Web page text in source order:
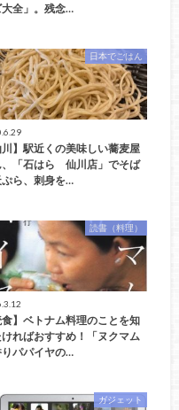
大全」。残念…
日本でごはん
川】駅近くの美味しい蕎麦屋
、「石はら 仙川店」でそば
ぷら、刺身を…
読書（料理）
食】ベトナム料理のことを知
ければおすすめ！「ヌクマム
パパイヤの…
ガジェット